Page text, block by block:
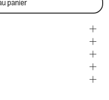
panier